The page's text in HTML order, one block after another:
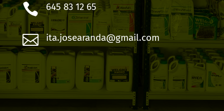
 645 83 12 65
 ita.josearanda@gmail.com